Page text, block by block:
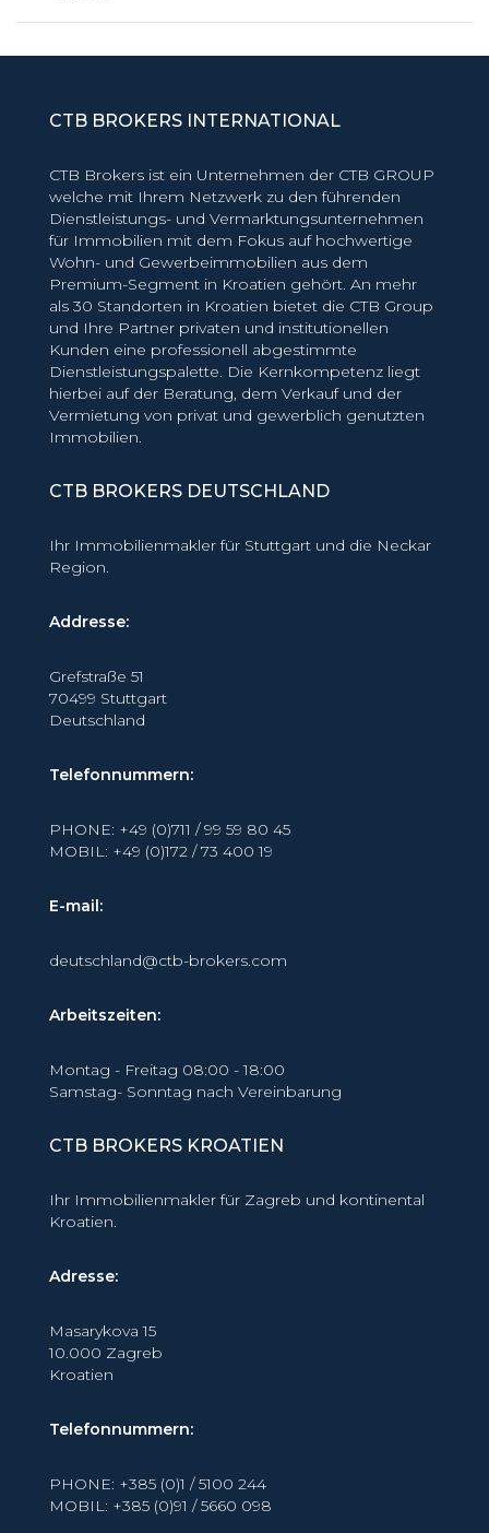
CTB BROKERS INTERNATIONAL
CTB Brokers ist ein Unternehmen der CTB GROUP
welche mit Ihrem Netzwerk zu den führenden
Dienstleistungs- und Vermarktungsunternehmen
für Immobilien mit dem Fokus auf hochwertige
Wohn- und Gewerbeimmobilien aus dem
Premium-Segment in Kroatien gehört. An mehr
als 30 Standorten in Kroatien bietet die CTB Group
und Ihre Partner privaten und institutionellen
Kunden eine professionell abgestimmte
Dienstleistungspalette. Die Kernkompetenz liegt
hierbei auf der Beratung, dem Verkauf und der
Vermietung von privat und gewerblich genutzten
Immobilien.
CTB BROKERS DEUTSCHLAND
Ihr Immobilienmakler für Stuttgart und die Neckar
Region.
Addresse:
Grefstraße 51
70499 Stuttgart
Deutschland
Telefonnummern:
PHONE: +49 (0)711 / 99 59 80 45
MOBIL: +49 (0)172 / 73 400 19
E-mail:
deutschland@ctb-brokers.com
Arbeitszeiten:
Montag - Freitag 08:00 - 18:00
Samstag- Sonntag nach Vereinbarung
CTB BROKERS KROATIEN
Ihr Immobilienmakler für Zagreb und kontinental
Kroatien.
Adresse:
Masarykova 15
10.000 Zagreb
Kroatien
Telefonnummern:
PHONE: +385 (0)1 / 5100 244
MOBIL: +385 (0)91 / 5660 098